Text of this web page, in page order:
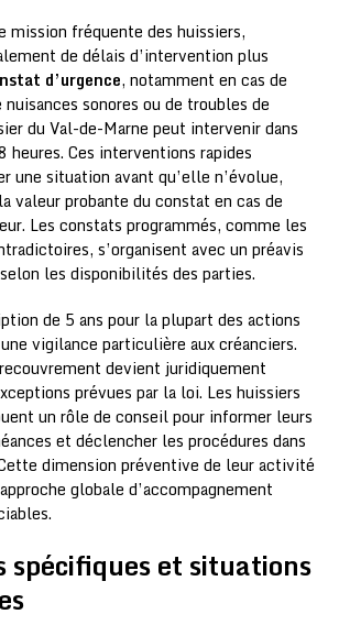
mission fréquente des huissiers,
de délais d’intervention plus
d’urgence, notamment en cas de
nuisances sonores ou de troubles de
du Val-de-Marne peut intervenir dans
heures. Ces interventions rapides
une situation avant qu’elle n’évolue,
valeur probante du constat en cas de
Les constats programmés, comme les
s’organisent avec un préavis
les disponibilités des parties.
de 5 ans pour la plupart des actions
vigilance particulière aux créanciers.
devient juridiquement
prévues par la loi. Les huissiers
un rôle de conseil pour informer leurs
et déclencher les procédures dans
dimension préventive de leur activité
globale d’accompagnement
spécifiques et situations